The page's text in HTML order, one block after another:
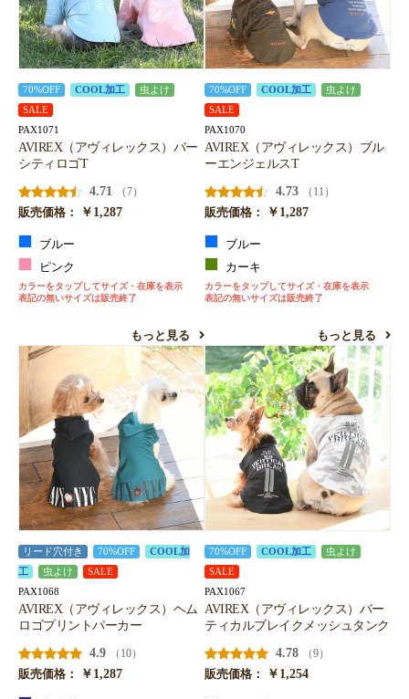
70%OFF COOL加工
虫よけ
SALE
PAX1071
AVIREX（アヴィレックス）バー
シティロゴT
4.71
（7）
販売価格：
￥1,287
ブルー
ピンク
カラーをタップしてサイズ・在庫を表示
表記の無いサイズは販売終了
もっと見る
70%OFF COOL加工
虫よけ
SALE
PAX1070
AVIREX（アヴィレックス）ブル
ーエンジェルスT
4.73
（11）
販売価格：
￥1,287
ブルー
カーキ
カラーをタップしてサイズ・在庫を表示
表記の無いサイズは販売終了
もっと見る
リード穴付き 70%OFF
COOL加
工
虫よけ SALE
PAX1068
AVIREX（アヴィレックス）ヘム
ロゴプリントパーカー
4.9
（10）
販売価格：
￥1,287
70%OFF COOL加工
虫よけ
SALE
PAX1067
AVIREX（アヴィレックス）バー
ティカルブレイクメッシュタンク
4.78
（9）
販売価格：
￥1,254